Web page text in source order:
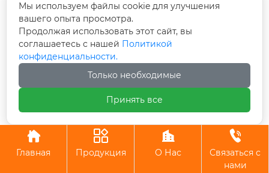
совокупной ценности, включающей надежность
поставок, техническую экспертизу и соответствие
самым строгим международным стандартам.
Именно такие комплексные решения,
предлагаемые лидерами рынка вроде «Вэньчжоу
Руй Хун», становятся залогом успеха в этой новой
эпохе.
В заключение,
бесшовная труба из
нержавеющей сталив 2026 году — это больше,

Главная

Продукция

О Нас

Связаться с
нами
Мы используем файлы cookie для улучшения
вашего опыта просмотра.
Продолжая использовать этот сайт, вы
соглашаетесь с нашей Политикой
конфиденциальности.
Только необходимые
Принять все